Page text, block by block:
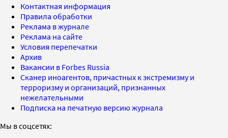
Контактная информация
Правила обработки
Реклама в журнале
Реклама на сайте
Условия перепечатки
Архив
Вакансии в Forbes Russia
Сканер иноагентов, причастных к экстремизму и
терроризму и организаций, признанных
нежелательными
Подписка на печатную версию журнала
Мы в соцсетях: